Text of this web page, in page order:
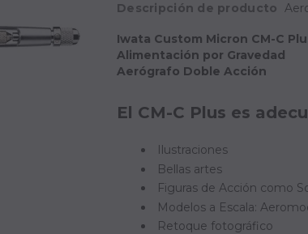
Descripción de producto
Iwata Custom Micron CM-C
Alimentación por Gravedad
Aerógrafo Doble Acción
El CM-C Plus es
Ilustraciones
Bellas artes
Figuras de Acción como
Modelos a Escala:
Retoque fotográfico